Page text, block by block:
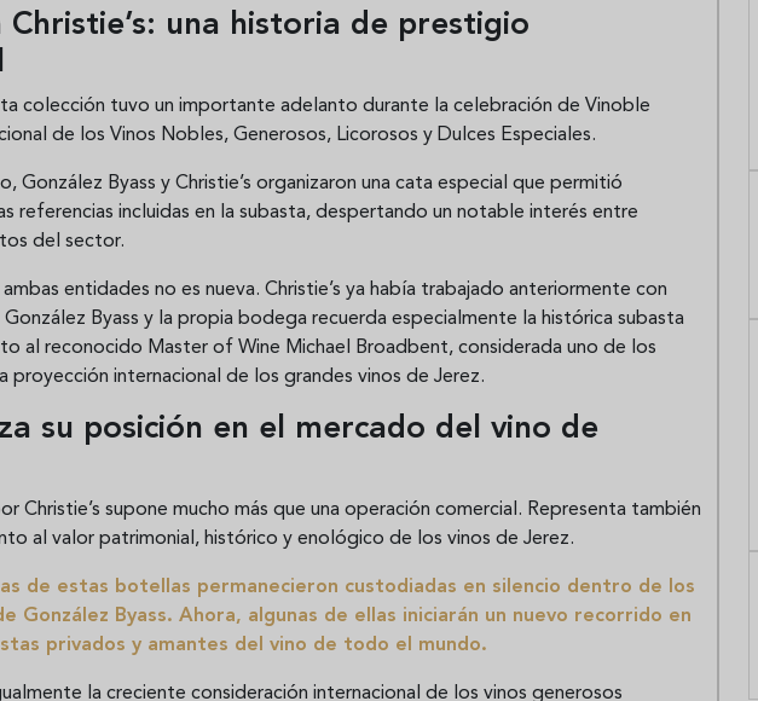
Christie’s: una historia de prestigio
colección tuvo un importante adelanto durante la celebración de Vinoble
de los Vinos Nobles, Generosos, Licorosos y Dulces Especiales.
González Byass y Christie’s organizaron una cata especial que permitió
referencias incluidas en la subasta, despertando un notable interés entre
del sector.
entidades no es nueva. Christie’s ya había trabajado anteriormente con
Byass y la propia bodega recuerda especialmente la histórica subasta
al reconocido Master of Wine Michael Broadbent, considerada uno de los
proyección internacional de los grandes vinos de Jerez.
su posición en el mercado del vino de
Christie’s supone mucho más que una operación comercial. Representa también
al valor patrimonial, histórico y enológico de los vinos de Jerez.
de estas botellas permanecieron custodiadas en silencio dentro de los
González Byass. Ahora, algunas de ellas iniciarán un nuevo recorrido en
privados y amantes del vino de todo el mundo.
la creciente consideración internacional de los vinos generosos